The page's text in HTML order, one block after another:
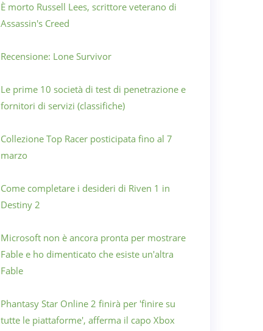
È morto Russell Lees, scrittore veterano di
Assassin's Creed
Recensione: Lone Survivor
Le prime 10 società di test di penetrazione e
fornitori di servizi (classifiche)
Collezione Top Racer posticipata fino al 7
marzo
Come completare i desideri di Riven 1 in
Destiny 2
Microsoft non è ancora pronta per mostrare
Fable e ho dimenticato che esiste un'altra
Fable
Phantasy Star Online 2 finirà per 'finire su
tutte le piattaforme', afferma il capo Xbox